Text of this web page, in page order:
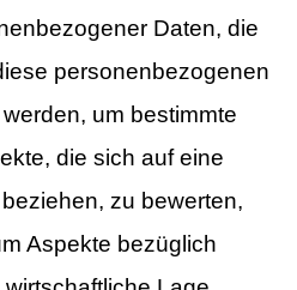
Daten, die
personenbezogenen
um bestimmte
die sich auf eine
zu bewerten,
Aspekte bezüglich